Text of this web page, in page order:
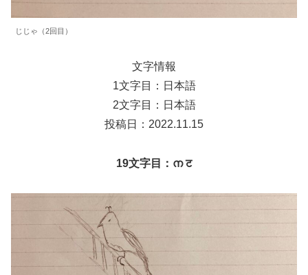
じじゃ（2回目）
文字情報
1文字目：日本語
2文字目：日本語
投稿日：2022.11.15
19文字目：ന ट